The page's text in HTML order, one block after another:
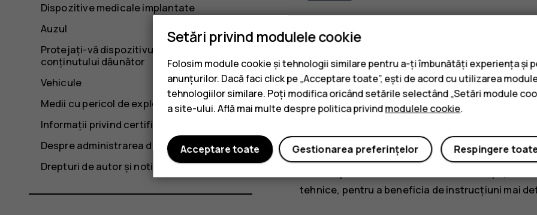
Folosiți numai baterii, încărcătoare și alte
cu acest model. Nu conectați între ele produse
PĂSTRAȚI DISPOZITIVUL ÎN STARE
Dacă dispozitivul dvs. este rezistent la apă,
tehnice, pentru a beneficia de instrucțiuni mai
Dispozitive medicale implantate
Auzul
Protejați-vă dispozitivul împotriva
conținutului dăunător
Vehicule
Medii cu pericol de explozie
Informații privind certificarea (SAR)
Despre administrarea drepturilor digitale
Drepturi de autor și notificări
Setări privind modulele cookie
Folosim module cookie și tehnologii similare pentru a-ți îmbunătăți experiența și
anunțurilor. Dacă faci click pe „Acceptare toate”, ești de acord cu utilizarea
tehnologiilor similare. Poți modifica oricând setările selectând „Setări module
a site-ului. Află mai multe despre politica privindmodulele cookie.
Respingere
Gestionarea preferințelor
Acceptare toate